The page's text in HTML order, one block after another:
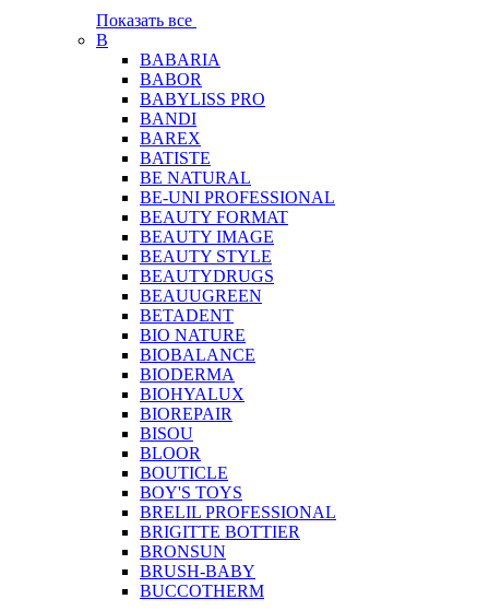
Показать все
B
BABARIA
BABOR
BABYLISS PRO
BANDI
BAREX
BATISTE
BE NATURAL
BE-UNI PROFESSIONAL
BEAUTY FORMAT
BEAUTY IMAGE
BEAUTY STYLE
BEAUTYDRUGS
BEAUUGREEN
BETADENT
BIO NATURE
BIOBALANCE
BIODERMA
BIOHYALUX
BIOREPAIR
BISOU
BLOOR
BOUTICLE
BOY'S TOYS
BRELIL PROFESSIONAL
BRIGITTE BOTTIER
BRONSUN
BRUSH-BABY
BUCCOTHERM